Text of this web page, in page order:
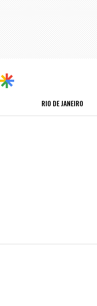
RIO DE JANEIRO